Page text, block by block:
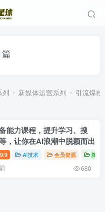
列 新媒体运营系列
引流爆
能力课程，提升学习、搜
，让你在AI浪潮中脱颖而出
9.9 AI技术 会员资源 新媒
680